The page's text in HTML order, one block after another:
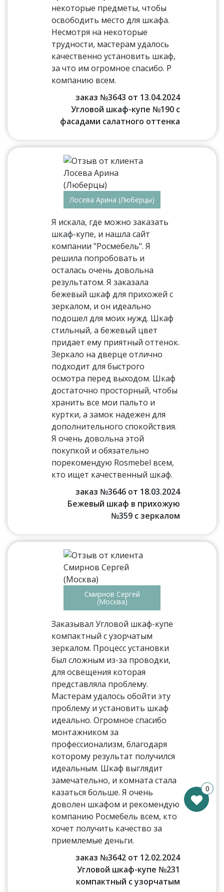
некоторые предметы, чтобы
освободить место для шкафа.
Несмотря на некоторые
трудности, мастерам удалось
качественно установить шкаф,
за что им огромное спасибо. Р
компанию всем.
заказ №3643 от 13.04.2024
Угловой шкаф-купе №190 с
фасадами салатного оттенка
Лосева Арина (Люберцы)
Я искала, где можно заказать
шкаф-купе, и нашла сайт
компании "Росмебель". Я
решила попробовать и
осталась очень довольна
результатом. Я заказала
бежевый шкаф для прихожей с
зеркалом, и он идеально
подошел для моих нужд. Шкаф
стильный, а бежевый цвет
придает ему приятный оттенок.
Зеркало на дверце отлично
подходит для быстрого
осмотра перед выходом. Шкаф
достаточно просторный, чтобы
хранить все мои пальто и
куртки, а замок надежен для
дополнительного спокойствия.
Я очень довольна этой
покупкой и обязательно
порекомендую Rosmebel всем,
кто ищет качественный шкаф.
заказ №3646 от 18.03.2024
Бежевый шкаф в прихожую
№359 с зеркалом
Смирнов Сергей
(Москва)
Заказывал Угловой шкаф-купе
компактный с узорчатым
зеркалом. Процесс установки
был сложным из-за проводки,
для освещения которая
представляла проблему.
Мастерам удалось обойти эту
проблему и установить шкаф
идеально. Огромное спасибо
монтажником за
профессионализм, благодаря
которому результат получился
идеальным. Шкаф выглядит
замечательно, и комната стала
казаться больше. Я очень
доволен шкафом и рекомендую
компанию Росмебель всем, кто
хочет получить качество за
приемлемые деньги.
заказ №3642 от 12.02.2024
Угловой шкаф-купе №231
компактный с узорчатым
0